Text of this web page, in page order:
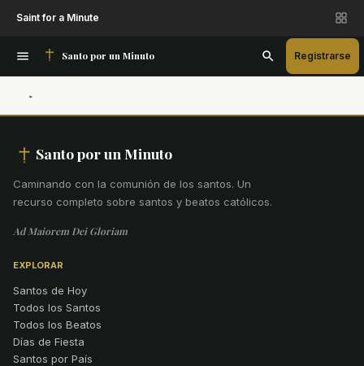
Saint for a Minute
Santo por un Minuto Registrarse
Santo por un Minuto
Caminando con la comunión de los santos. Un
recurso completo sobre santos y beatos católicos.
Ad Maiorem Dei Gloriam
EXPLORAR
Santos de Hoy
Todos los Santos
Todos los Beatos
Días de Fiesta
Santos por País